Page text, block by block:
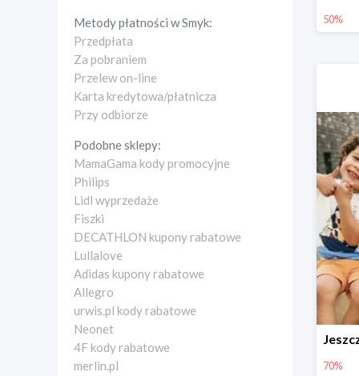
Metody płatności wSmyk:
Przedpłata
Za pobraniem
Przelew on-line
Karta kredytowa/płatnicza
Przy odbiorze
Podobne sklepy:
MamaGama kody promocyjne
Philips
Lidl wyprzedaże
Fiszki
DECATHLON kupony rabatowe
Lullalove
Adidas kupony rabatowe
Allegro
urwis.pl kody rabatowe
Neonet
4F kody rabatowe
merlin.pl
50%
70%